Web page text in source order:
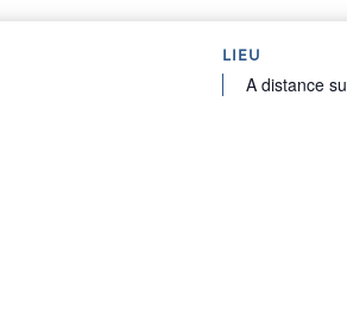
LIEU
A distance